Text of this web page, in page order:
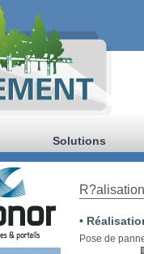
Solutions
•
Pose de